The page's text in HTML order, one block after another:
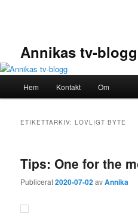
Annikas tv-blogg
Hem Kontakt Om
ETIKETTARKIV:LOVLIGT BYTE
Tips: One for the
Publicerat2020-07-02avAnnika